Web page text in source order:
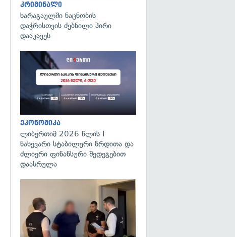
კრიმინალი
ხარაგაულში ნაცნობის
დაჭრისთვის ძებნილი პირი
დააკავეს
ეკონომიკა
ლიბერთიმ 2026 წლის I
ნახევარი სტაბილური ზრდითა და
ძლიერი ფინანსური შედეგებით
დაასრულა